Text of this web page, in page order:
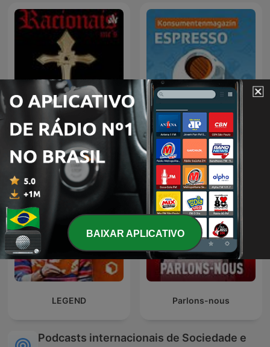
Racionais Espresso
LEGEND Parlons-nous
Podcasts internacionais de Sociedade e
BAIXAR APLICATIVO